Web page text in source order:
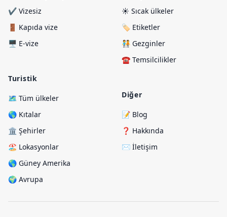
✔️ Vizesiz
🚪 Kapıda vize
🖥️ E-vize
Turistik
🗺️ Tüm ülkeler
🌎 Kıtalar
🏛️ Şehirler
🏖️ Lokasyonlar
🌎 Güney Amerika
🌍 Avrupa
☀️ Sıcak ülkeler
🏷️ Etiketler
🧑‍🤝‍🧑 Gezginler
☎️ Temsilcilikler
Diğer
📝 Blog
❓ Hakkında
✉️ İletişim